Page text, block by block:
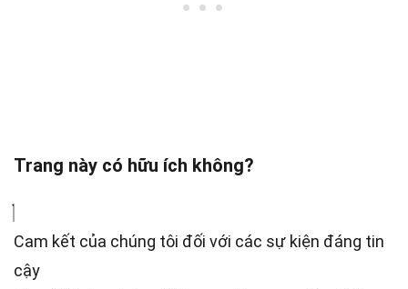
Trang này có hữu ích không?
Cam kết của chúng tôi đối với các sự kiện đáng tin
cậy